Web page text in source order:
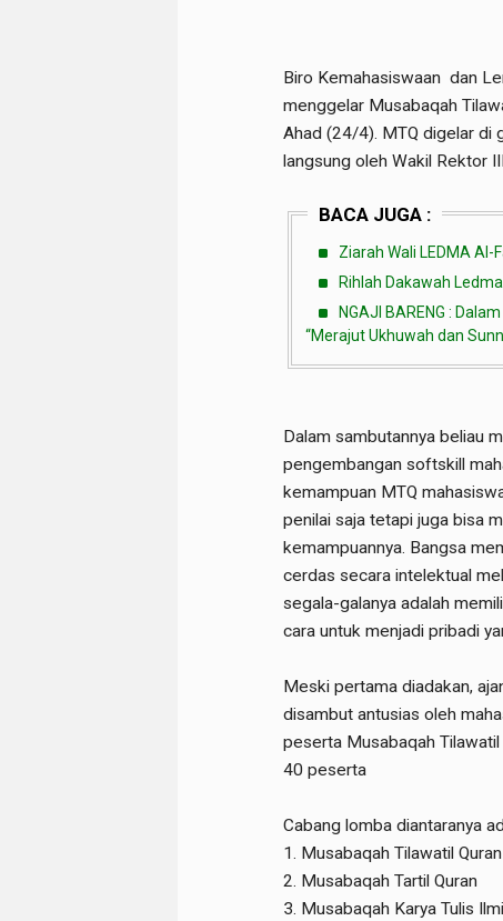
Biro Kemahasiswaan dan
menggelar Musabaqah
Ahad (24/4). MTQ digelar di
langsung oleh Wakil Rektor
BACA JUGA :
Ziarah Wali LEDMA Al-
Rihlah Dakawah
NGAJI BARENG :
“Merajut Ukhuwah dan
Dalam sambutannya beliau
pengembangan softskill
kemampuan MTQ
penilai saja tetapi juga bisa
kemampuannya. Bangsa
cerdas secara intelektual
segala-galanya adalah
cara untuk menjadi pribadi
Meski pertama diadakan,
disambut antusias oleh
peserta Musabaqah
40 peserta
Cabang lomba diantaranya
1. Musabaqah Tilawatil Quran
2. Musabaqah Tartil Quran
3. Musabaqah Karya Tulis